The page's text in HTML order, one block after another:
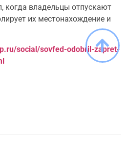
когда владельцы отпускают
их местонахождение и
social/sovfed-odobril-zapret-